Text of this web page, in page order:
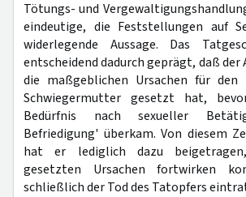
Tötungs- und
eindeutige, die Feststellungen auf
widerlegende Aussage. Das
entscheidend dadurch geprägt, daß der
die maßgeblichen Ursachen für den
Schwiegermutter gesetzt hat,
Bedürfnis nach sexueller
Befriedigung' überkam. Von diesem
hat er lediglich dazu
gesetzten Ursachen fortwirken
schließlich der Tod des Tatopfers